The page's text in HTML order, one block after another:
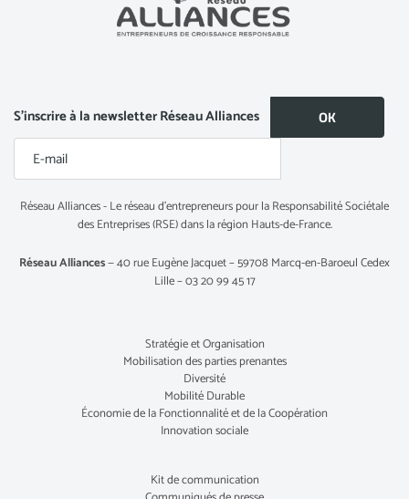
S’inscrire à la newsletter Réseau Alliances
Réseau Alliances - Le réseau d’entrepreneurs pour la Responsabilité Sociétale
des Entreprises (RSE) dans la région Hauts-de-France.
Réseau Alliances— 40 rue Eugène Jacquet – 59708 Marcq-en-Baroeul Cedex
Lille – 03 20 99 45 17
Stratégie et Organisation
Mobilisation des parties prenantes
Diversité
Mobilité Durable
Économie de la Fonctionnalité et de la Coopération
Innovation sociale
Kit de communication